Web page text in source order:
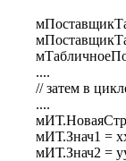
....
// затем в
....
мИТ.Знач1 =
мИТ.Знач2 =